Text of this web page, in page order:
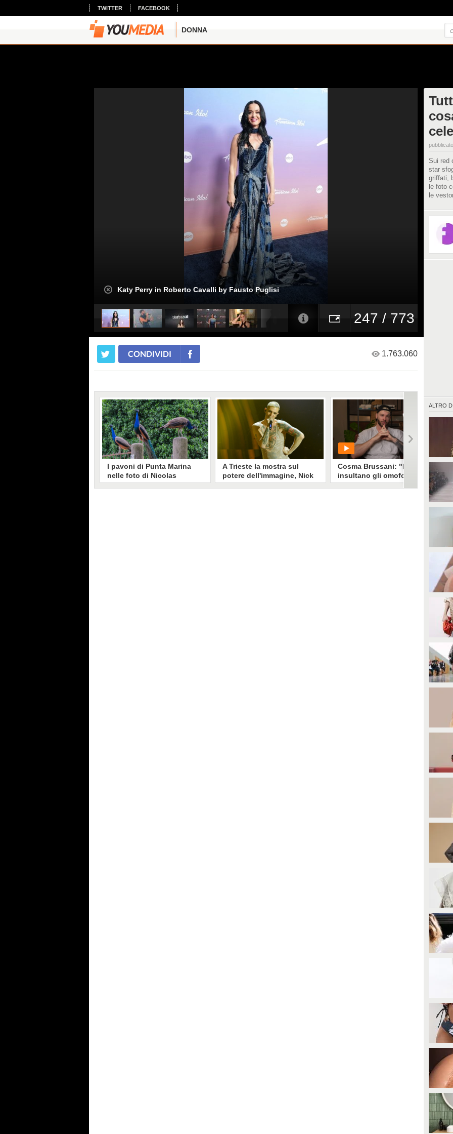
TWITTER FACEBOOK
DONNA
Katy Perry in Roberto Cavalli by Fausto Puglisi
247 / 773
Sui red
star
griffati,
le foto
le
ALTRO DI
CONDIVIDI 1.763.060
I pavoni di Punta Marina
nelle foto di Nicolas
Brunetti: "La convivenza è
A Trieste la mostra sul
potere dell'immagine, Nick
Cerioni: "Un look funziona
Cosma Brussani: "Mi
insultano gli omofobi e gli
insicuri, all’inizio